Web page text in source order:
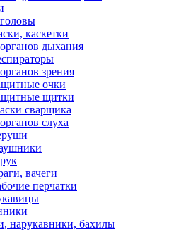
каскетки
дыхания
зрения
очки
щитки
сварщика
слуха
вачеги
перчатки
нарукавники, бахилы